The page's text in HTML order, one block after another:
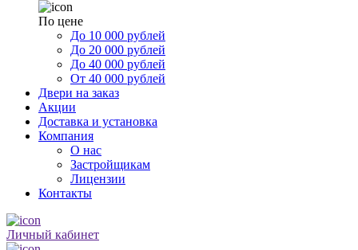
По цене
До 10 000 рублей
До 20 000 рублей
До 40 000 рублей
От 40 000 рублей
Двери на заказ
Акции
Доставка и установка
Компания
О нас
Застройщикам
Лицензии
Контакты
Личный кабинет